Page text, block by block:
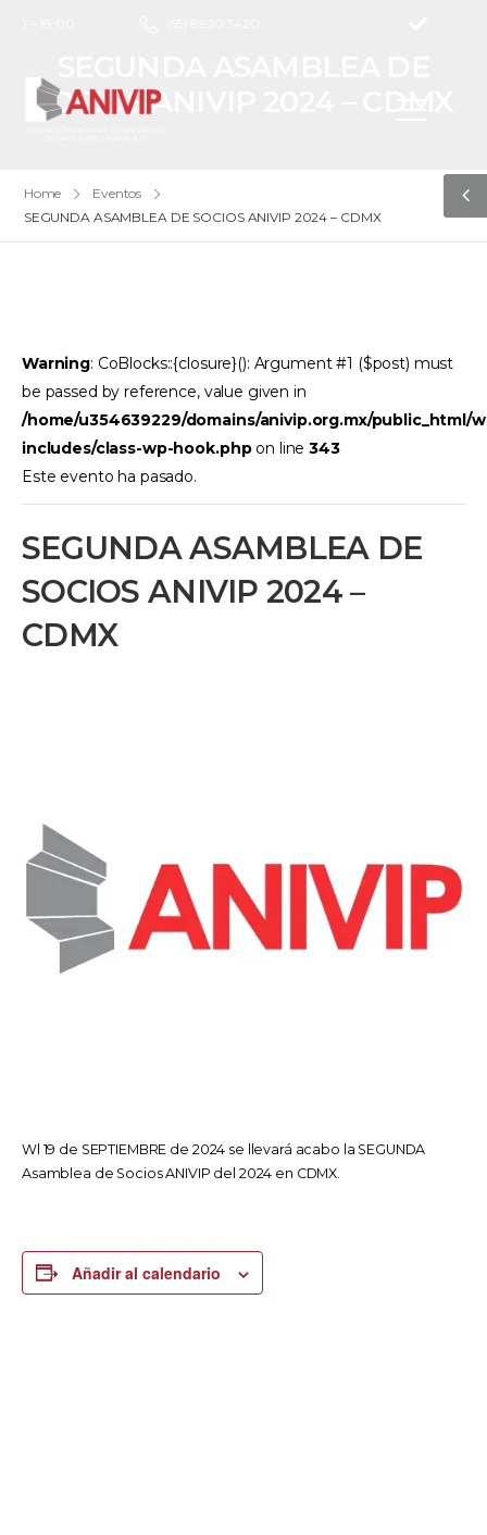
SOCIOS ANIVIP 2024 – CDMX
Home
Eventos
SEGUNDA ASAMBLEA DE SOCIOS ANIVIP 2024 – CDMX
Warning: CoBlocks::{closure}(): Argument #1 ($post) must
be passed by reference, value given in
/home/u354639229/domains/anivip.org.mx/public_html/
includes/class-wp-hook.phpon line343
Este evento ha pasado.
SEGUNDA ASAMBLEA DE
SOCIOS ANIVIP 2024 –
CDMX
Wl 19 de SEPTIEMBRE de 2024 se llevará acabo la SEGUNDA
Asamblea de Socios ANIVIP del 2024 en CDMX.
Añadir al calendario